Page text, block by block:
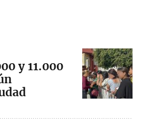
y 11.000